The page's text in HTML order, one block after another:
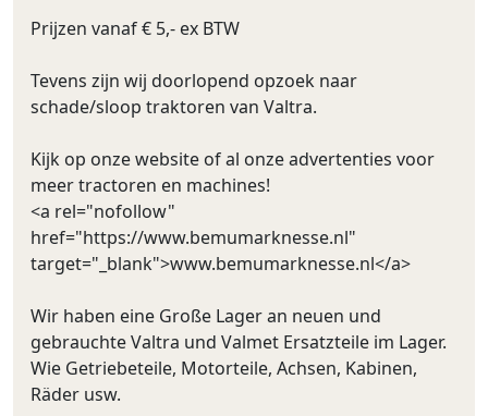
Prijzen vanaf € 5,- ex BTW
Tevens zijn wij doorlopend opzoek naar
schade/sloop traktoren van Valtra.
Kijk op onze website of al onze advertenties voor
meer tractoren en machines!
<a rel="nofollow"
href="https://www.bemumarknesse.nl"
target="_blank">www.bemumarknesse.nl</a>
Wir haben eine Große Lager an neuen und
gebrauchte Valtra und Valmet Ersatzteile im Lager.
Wie Getriebeteile, Motorteile, Achsen, Kabinen,
Räder usw.